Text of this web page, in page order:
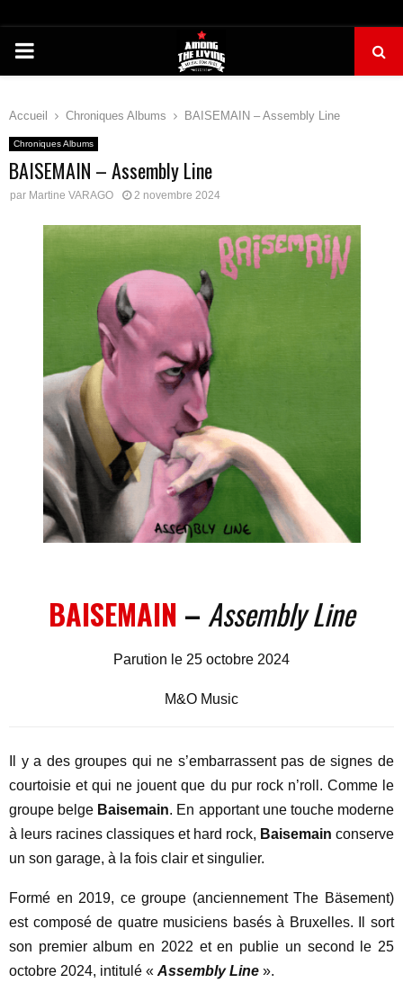
PRIMARY
Accueil Chroniques Albums BAISEMAIN – Assembly Line
Chroniques Albums
BAISEMAIN – Assembly Line
par Martine VARAGO 2 novembre 2024
BAISEMAIN – Assembly Line
Parution le 25 octobre 2024
M&O Music
Il y a des groupes qui ne s’embarrassent pas de signes de
courtoisie et qui ne jouent que du pur rock n’roll. Comme le
groupe belge Baisemain. En apportant une touche moderne
à leurs racines classiques et hard rock, Baisemain conserve
un son garage, à la fois clair et singulier.
Formé en 2019, ce groupe (anciennement The Bäsement)
est composé de quatre musiciens basés à Bruxelles. Il sort
son premier album en 2022 et en publie un second le 25
octobre 2024, intitulé « Assembly Line ».